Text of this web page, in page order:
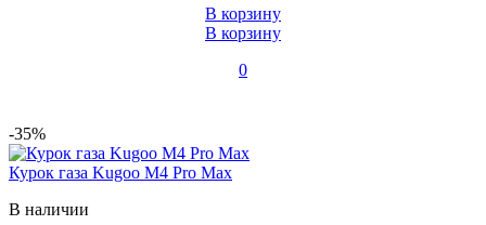
В корзину
В корзину
0
-35%
Курок газа Kugoo M4 Pro Max
В наличии